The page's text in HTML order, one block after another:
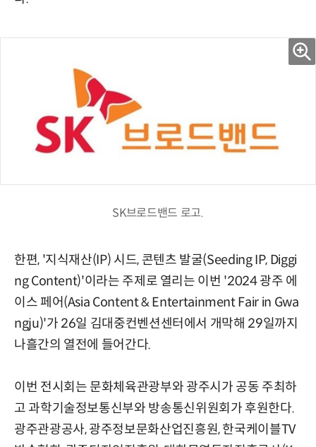
SK브로드밴드 로고.
한편, '지식재산(IP) 시드, 콘텐츠 발굴(Seeding IP, Diggi
ng Content)'이라는 주제로 열리는 이번 '2024 광주 에
이스 페어(Asia Content & Entertainment Fair in Gwa
ngju)'가 26일 김대중컨벤션센터에서 개막해 29일까지
나흘간의 열전에 들어간다.
이번 전시회는 문화체육관광부와 광주시가 공동 주최하
고 과학기술정보통신부와 방송통신위원회가 후원한다.
광주관광공사, 광주정보문화산업진흥원, 한국케이블TV